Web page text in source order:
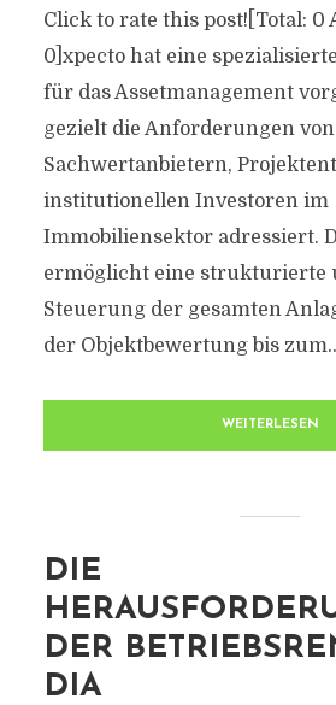
Click to rate this post![Total: 0
0]xpecto hat eine
für das Assetmanagement
gezielt die Anforderungen von
Sachwertanbietern,
institutionellen Investoren im
Immobiliensektor adressiert.
ermöglicht eine strukturierte
Steuerung der gesamten
der Objektbewertung bis
WEITERLESEN
DIE
DER
DIA